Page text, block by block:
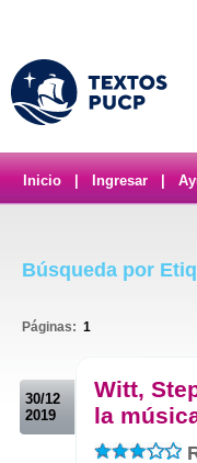
Inicio Ingresar
Búsqueda por
Páginas: 1
30/12
2019
Witt,
la